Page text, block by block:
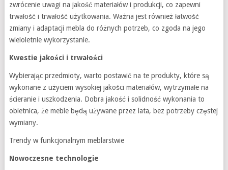
zwrócenie uwagi na jakość materiałów i produkcji, co zapewni
trwałość i trwałość użytkowania. Ważna jest również łatwość
zmiany i adaptacji mebla do różnych potrzeb, co zgoda na jego
wieloletnie wykorzystanie.
Kwestie jakości i trwałości
Wybierając przedmioty, warto postawić na te produkty, które są
wykonane z użyciem wysokiej jakości materiałów, wytrzymałe na
ścieranie i uszkodzenia. Dobra jakość i solidność wykonania to
obietnica, że meble będą używane przez lata, bez potrzeby częstej
wymiany.
Trendy w funkcjonalnym meblarstwie
Nowoczesne technologie